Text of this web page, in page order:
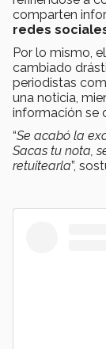
comparten
redes
Por lo mismo, el
cambiado
periodistas
una noticia,
información se
“Se acabó la
Sacas tu nota,
retuitearla”,